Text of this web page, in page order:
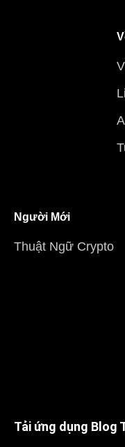
Người Mới
Thuật Ngữ Crypto
Tải ứng dụng Blog